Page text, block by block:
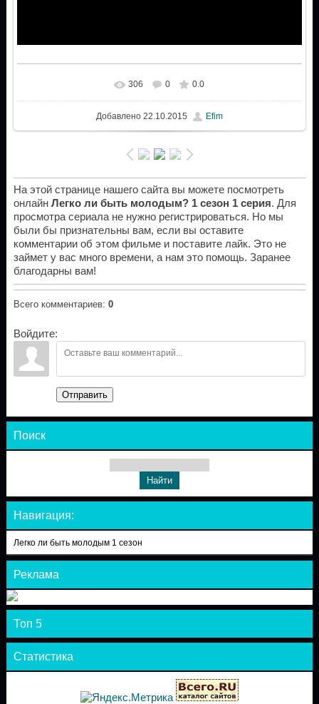
306 0 0.0
Добавлено22.10.2015 Efim
На этой странице нашего сайта вы можете посмотреть
онлайн Легко ли быть молодым? 1 сезон 1 серия. Для
просмотра сериала не нужно регистрироваться. Но мы
были бы признательны вам, если вы оставите
комментарии об этом фильме и поставите лайк. Это не
займет у вас много времени, а нам это помощь. Заранее
благодарны вам!
Всего комментариев: 0
Войдите:
Отправить
Поиск
Навигация:
Легко ли быть молодым 1 сезон
Реклама
Топ 5
Статистика